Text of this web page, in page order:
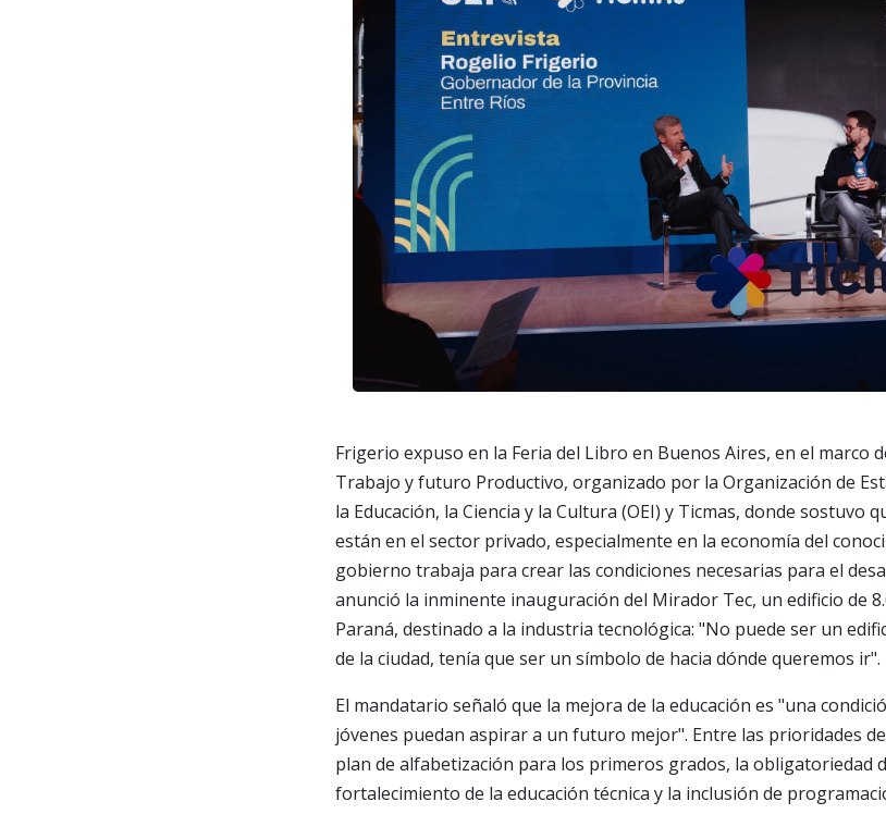
Frigerio expuso en la Feria del Libro en Buenos Aires, en el marco
Trabajo y futuro Productivo, organizado por la Organización de
la Educación, la Ciencia y la Cultura (OEI) y Ticmas, donde sostuvo
están en el sector privado, especialmente en la economía del
gobierno trabaja para crear las condiciones necesarias para el
anunció la inminente inauguración del Mirador Tec, un edificio de
Paraná, destinado a la industria tecnológica: "No puede ser un
de la ciudad, tenía que ser un símbolo de hacia dónde queremos ir".
El mandatario señaló que la mejora de la educación es "una
jóvenes puedan aspirar a un futuro mejor". Entre las prioridades
plan de alfabetización para los primeros grados, la obligatoriedad
fortalecimiento de la educación técnica y la inclusión de